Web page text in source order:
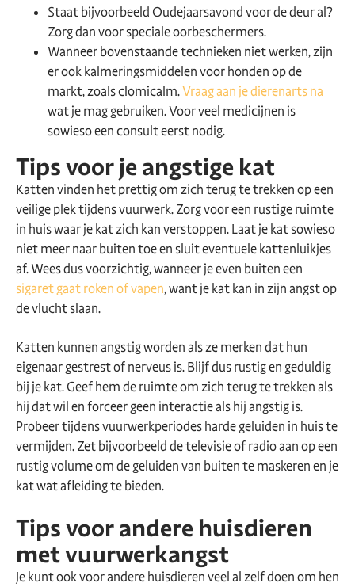
Staat bijvoorbeeld Oudejaarsavond voor de deur al?
Zorg dan voor speciale oorbeschermers.
Wanneer bovenstaande technieken niet werken, zijn
er ook kalmeringsmiddelen voor honden op de
markt, zoals clomicalm.Vraag aan je dierenarts na
wat je mag gebruiken. Voor veel medicijnen is
sowieso een consult eerst nodig.
Tips voor je angstige kat
Katten vinden het prettig om zich terug te trekken op een
veilige plek tijdens vuurwerk. Zorg voor een rustige ruimte
in huis waar je kat zich kan verstoppen. Laat je kat sowieso
niet meer naar buiten toe en sluit eventuele kattenluikjes
af. Wees dus voorzichtig, wanneer je even buiten een
sigaret gaat roken of vapen, want je kat kan in zijn angst op
de vlucht slaan.
Katten kunnen angstig worden als ze merken dat hun
eigenaar gestrest of nerveus is. Blijf dus rustig en geduldig
bij je kat. Geef hem de ruimte om zich terug te trekken als
hij dat wil en forceer geen interactie als hij angstig is.
Probeer tijdens vuurwerkperiodes harde geluiden in huis te
vermijden. Zet bijvoorbeeld de televisie of radio aan op een
rustig volume om de geluiden van buiten te maskeren en je
kat wat afleiding te bieden.
Tips voor andere huisdieren
met vuurwerkangst
Je kunt ook voor andere huisdieren veel al zelf doen om hen